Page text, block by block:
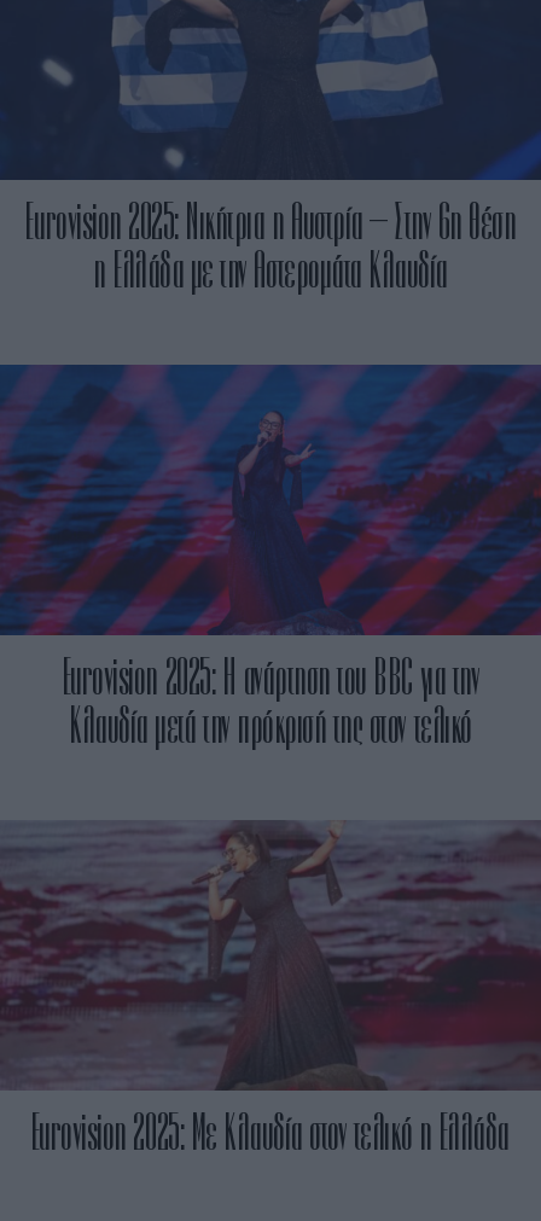
Eurovision 2025: Νικήτρια η Αυστρία – Στην 6η θέση
η Ελλάδα με την Αστερομάτα Κλαυδία
Eurovision 2025: Η ανάρτηση του BBC για την
Κλαυδία μετά την πρόκρισή της στον τελικό
Eurovision 2025: Με Κλαυδία στον τελικό η Ελλάδα